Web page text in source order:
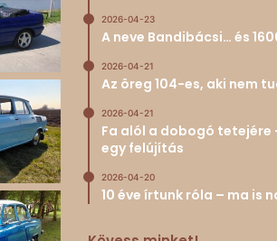
2026-04-23
A neve Bandibácsi… és
2026-04-21
Az öreg 104-es, aki nem
2026-04-21
Fa alól a dobogó
egy felújítás
2026-04-20
10 éve írtunk róla – ma is